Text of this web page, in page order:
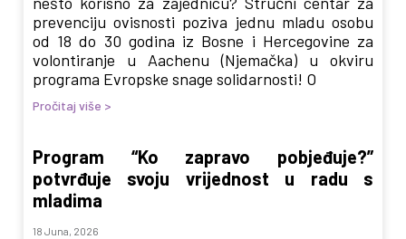
prevenciju ovisnosti poziva jednu mladu osobu
od 18 do 30 godina iz Bosne i Hercegovine za
volontiranje u Aachenu (Njemačka) u okviru
programa Evropske snage solidarnosti! O
Pročitaj više >
Program “Ko zapravo pobjeđuje?”
potvrđuje svoju vrijednost u radu s
mladima
18 Juna, 2026